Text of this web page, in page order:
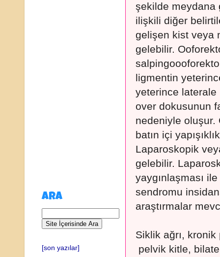
şekilde meydana
ilişkili diğer
gelişen kist veya
gelebilir.
ligmentin
yeterince laterale
over dokusunun
nedeniyle oluşur.
batın içi
Laparoskopik
gelebilir.
yaygınlaşması
sendromu
araştırmalar
Siklik ağrı, kronik
pelvik kitle,
ARA
[son yazılar]